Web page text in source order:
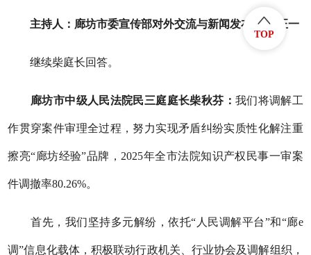
主持人：廊坊市委宣传部对外交流与新闻发布科 董正一
继续柴庭长回答。
廊坊市中级人民法院民三庭庭长柴秋芬： 我们将调解工
作贯穿案件审理全过程，努力实现矛盾纠纷实质性化解注重
擦亮“廊坊经验”品牌，2025年全市法院知识产权民事一审案
件调撤率80.26%。
首先，我们坚持多元解纷，依托“人民调解平台”和“廊e
调”信息化载体，积极联动行政机关、行业协会及调解组织，
TOP